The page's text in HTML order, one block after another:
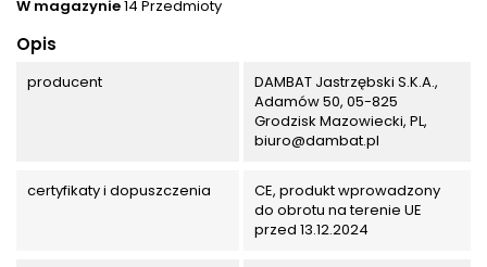
W magazynie14 Przedmioty
Opis
producent
DAMBAT Jastrzębski S.K.A.,
Adamów 50, 05-825
Grodzisk Mazowiecki, PL,
biuro@dambat.pl
certyfikaty i dopuszczenia
CE, produkt wprowadzony
do obrotu na terenie UE
przed 13.12.2024